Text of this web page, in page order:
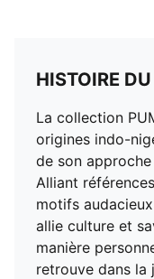
HISTOIRE
La collection
origines indo-
de son
Alliant
motifs
allie culture et
manière
retrouve dans la